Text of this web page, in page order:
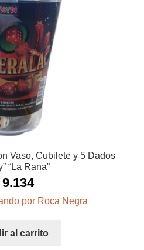
Vaso, Cubilete y 5 Dados
“La Rana”
9.134
por Roca Negra
al carrito